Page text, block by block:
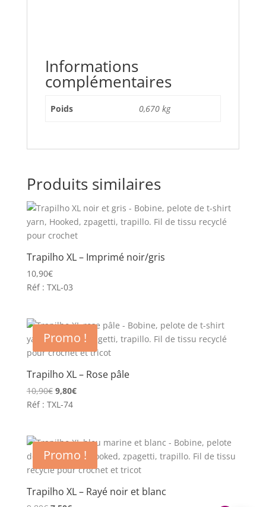
Informations
complémentaires
Poids 0,670 kg
Produits similaires
Trapilho XL – Imprimé noir/gris
10,90€
Réf : TXL-03
Promo !
Trapilho XL – Rose pâle
10,90€ Le
prix
10,90€.
9,80€Le
9,80€.
Réf : TXL-74
Promo !
Trapilho XL – Rayé noir et blanc